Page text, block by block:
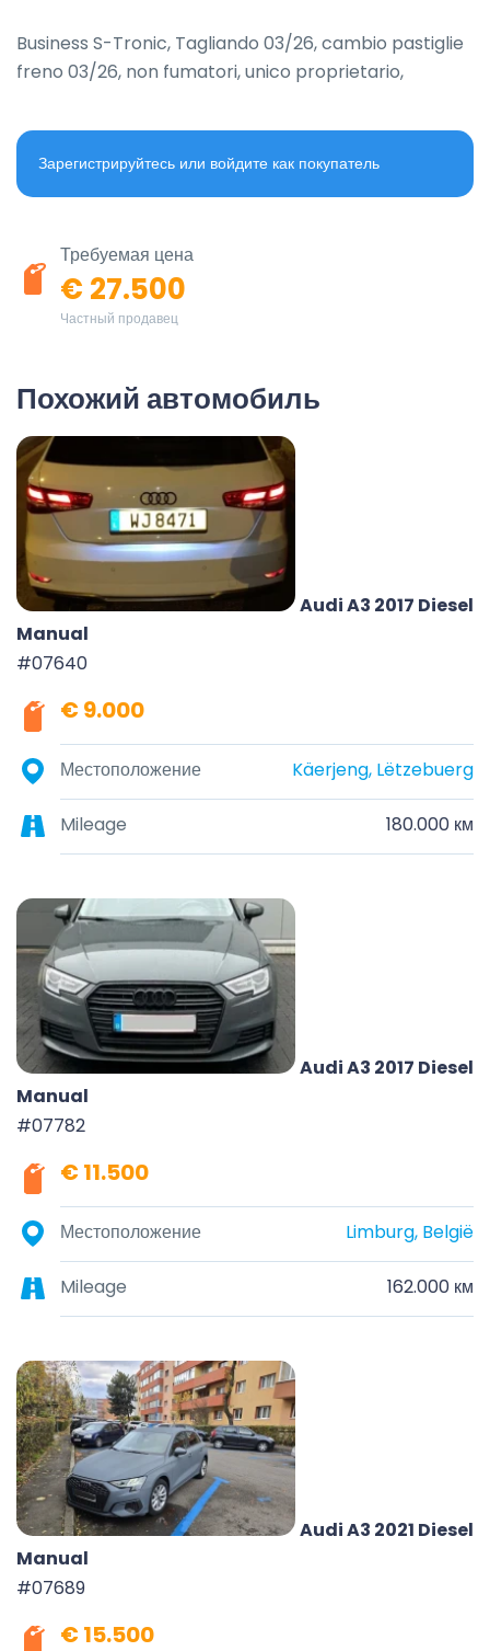
Business S-Tronic, Tagliando 03/26, cambio pastiglie
freno 03/26, non fumatori, unico proprietario,
Зарегистрируйтесь или войдите как покупатель
Требуемая цена
€ 27.500
Частный продавец
Похожий автомобиль
Audi A3 2017 Diesel
Manual
#07640
€ 9.000
Местоположение Käerjeng, Lëtzebuerg
Mileage 180.000 км
Audi A3 2017 Diesel
Manual
#07782
€ 11.500
Местоположение Limburg, België
Mileage 162.000 км
Audi A3 2021 Diesel
Manual
#07689
€ 15.500